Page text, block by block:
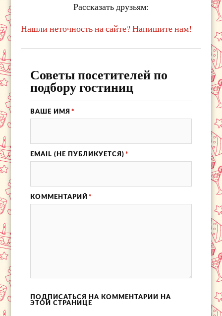
Рассказать друзьям:
Нашли неточность на сайте? Напишите нам!
Советы посетителей по
подбору гостиниц
ВАШЕ ИМЯ *
EMAIL (НЕ ПУБЛИКУЕТСЯ) *
КОММЕНТАРИЙ *
ПОДПИСАТЬСЯ НА КОММЕНТАРИИ НА
ЭТОЙ СТРАНИЦЕ